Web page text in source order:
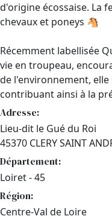
d'origine écossaise. La
chevaux et poneys 🐴
Récemment labellisée
vie en troupeau,
de l'environnement,
contribuant ainsi à la
Adresse:
Lieu-dit le Gué du Roi
45370 CLERY SAINT
Département:
Loiret - 45
Région:
Centre-Val de Loire